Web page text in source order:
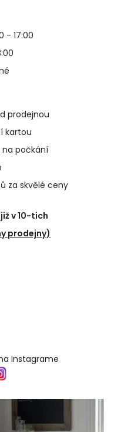
- 17:00
prodejnou
kartou
na počkání
za skvělé ceny
v 10-tich
prodejny)
Instagrame